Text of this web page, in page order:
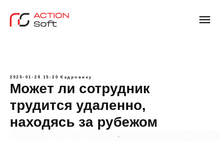
2025-01-28 15:20 Кадровику
Может ли сотрудник
трудится удаленно,
находясь за рубежом